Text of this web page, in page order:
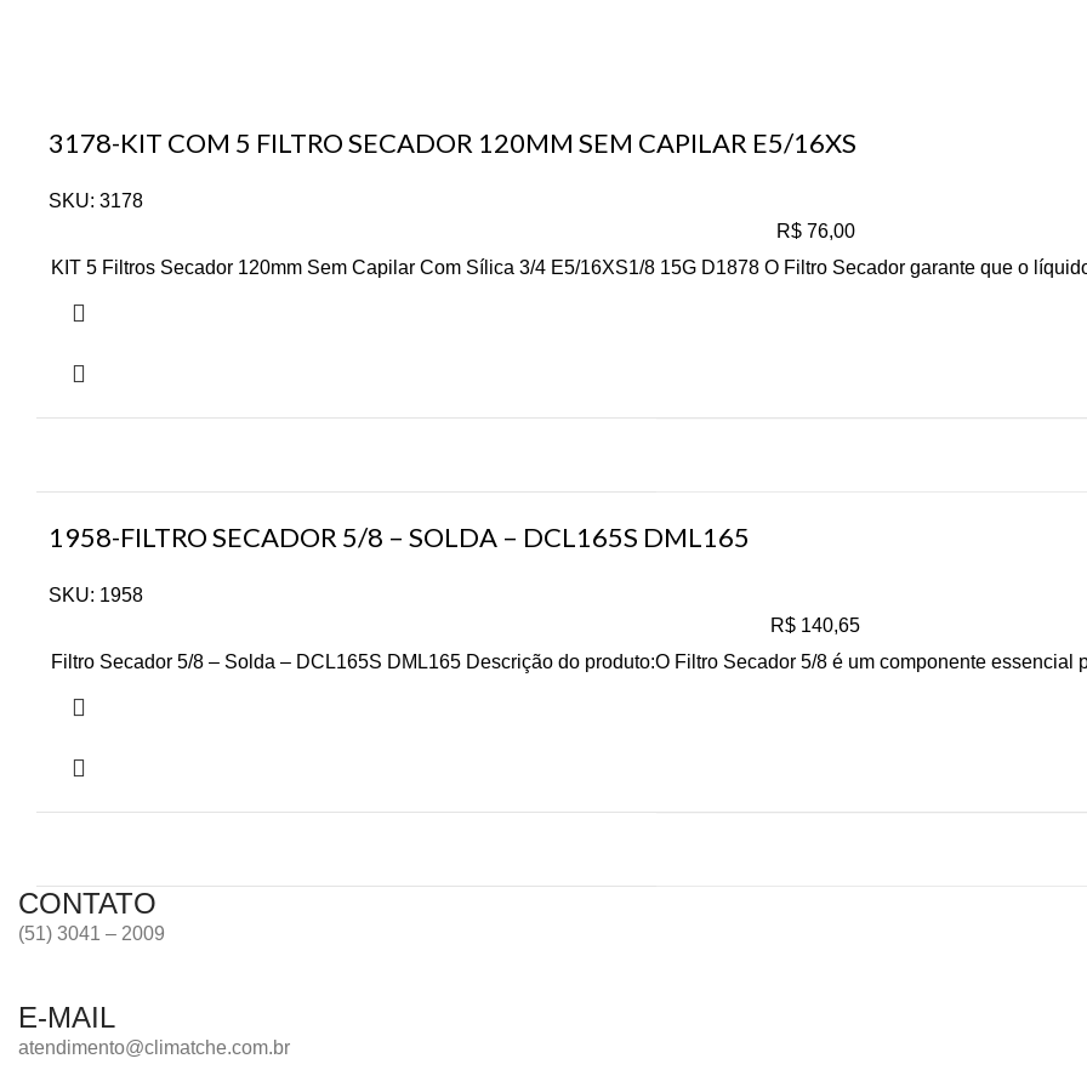
3178-KIT COM 5 FILTRO SECADOR 120MM SEM CAPILAR E5/16XS
SKU: 3178
R$76,00
KIT 5 Filtros Secador 120mm Sem Capilar Com Sílica 3/4 E5/16XS1/8 15G D1878 O Filtro Secador garante que o
1958-FILTRO SECADOR 5/8 – SOLDA – DCL165S DML165
SKU: 1958
R$ 140,65
Filtro Secador 5/8 – Solda – DCL165S DML165 Descrição do produto:O Filtro Secador 5/8 é um componente essencial
CONTATO
(51) 3041 – 2009
E-MAIL
atendimento@climatche.com.br